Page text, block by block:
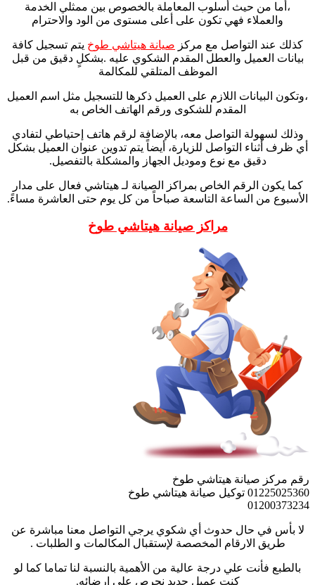
،أما من حيث أسلوب المعاملة بالخصوص بين ممثلي الخدمة
والعملاء فهي تكون على أعلى مستوى من الود والاحترام
كذلك عند التواصل مع مركز صيانة هيتاشي طوخ يتم تسجيل كافة
بيانات العميل والعطل المقدم الشكوي عليه .بشكلٍ دقيق من قبل
الموظف المتلقي للمكالمة
،وتكون البيانات اللازم على العميل ذكرها للتسجيل مثل اسم العميل
المقدم للشكوى ورقم الهاتف الخاص به
وذلك لسهولة التواصل معه، بالإضافة لرقم هاتف إحتياطي لتفادي
أي ظرف أثناء التواصل للزيارة، أيضاً يتم تدوين عنوان العميل بشكل
دقيق مع نوع وموديل الجهاز والمشكلة بالتفصيل.
كما يكون الرقم الخاص بمراكز الصيانة لـ هيتاشي فعال على مدار
الأسبوع من الساعة التاسعة صباحاً من كل يوم حتى العاشرة مساءً.
مراكز صيانة هيتاشي طوخ
رقم مركز صيانة هيتاشي طوخ
01225025360 توكيل صيانة هيتاشي طوخ
01200373234
لا بأس في حال حدوث أي شكوي يرجي التواصل معنا مباشرة عن
طريق الارقام المخصصة لإستقبال المكالمات و الطلبات .
بالطبع فأنت علي درجة عالية من الأهمية بالنسبة لنا تماما كما لو
كنت عميل جديد نحرص علي إرضائه.